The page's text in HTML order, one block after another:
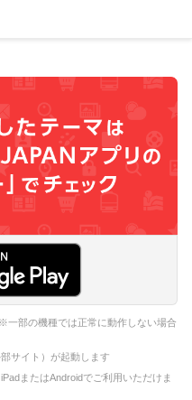
一部の機種では正常に動作しない場合
サイト）が起動します
またはAndroidでご利用いただけま